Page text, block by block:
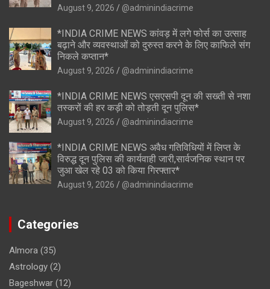
August 9, 2026 @adminindiacrime
*INDIA CRIME NEWS कांवड़ में लगे फोर्स का उत्साह
बढ़ाने और व्यवस्थाओं को दुरुस्त करने के लिए काफिले संग
निकले कप्तान*
August 9, 2026 @adminindiacrime
*INDIA CRIME NEWS एसएसपी दून की सख्ती से नशा
तस्करों की हर कड़ी को तोड़ती दून पुलिस*
August 9, 2026 @adminindiacrime
*INDIA CRIME NEWS अवैध गतिविधियों में लिप्त के
विरुद्ध दून पुलिस की कार्यवाही जारी,सार्वजनिक स्थान पर
जुआ खेल रहे 03 को किया गिरफ्तार*
August 9, 2026 @adminindiacrime
Categories
Almora (35)
Astrology (2)
Bageshwar (12)